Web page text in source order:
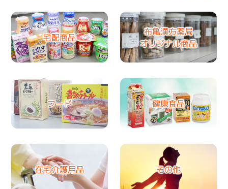
宅配商品
布亀漢方薬局
オリジナル商品
フード 健康食品
在宅介護用品 その他